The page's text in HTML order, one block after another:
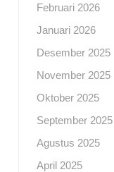
Februari 2026
Januari 2026
Desember 2025
November 2025
Oktober 2025
September 2025
Agustus 2025
April 2025